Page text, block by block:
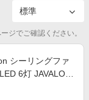
ジでご確認ください。
シーリングファ
6灯 JAVALO